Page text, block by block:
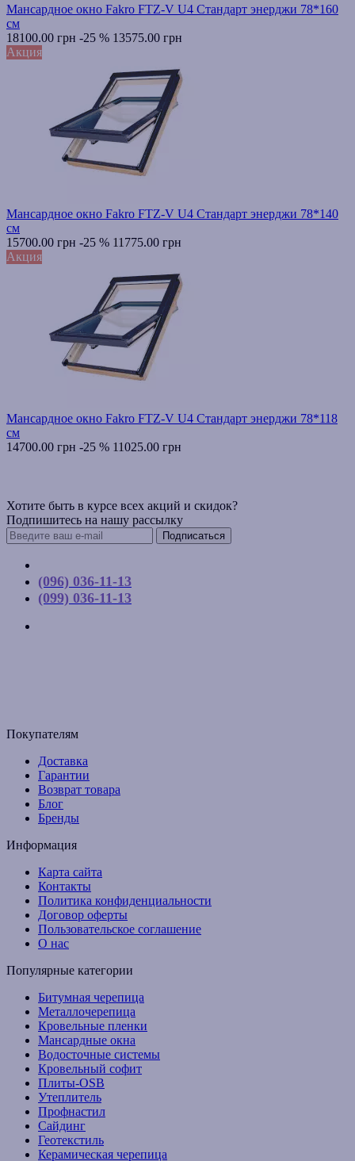
Мансардное окно Fakro FTZ-V U4 Стандарт энерджи 78*160
см
18100.00 грн -25 % 13575.00 грн
Акция
Мансардное окно Fakro FTZ-V U4 Стандарт энерджи 78*140
см
15700.00 грн -25 % 11775.00 грн
Акция
Мансардное окно Fakro FTZ-V U4 Стандарт энерджи 78*118
см
14700.00 грн -25 % 11025.00 грн
Хотите быть в курсе всех акций и скидок?
Подпишитесь на нашу рассылку
Подписаться
(096) 036-11-13
(099) 036-11-13
Покупателям
Доставка
Гарантии
Возврат товара
Блог
Бренды
Информация
Карта сайта
Контакты
Политика конфиденциальности
Договор оферты
Пользовательское соглашение
О нас
Популярные категории
Битумная черепица
Металлочерепица
Кровельные пленки
Мансардные окна
Водосточные системы
Кровельный софит
Плиты-OSB
Утеплитель
Профнастил
Сайдинг
Геотекстиль
Керамическая черепица